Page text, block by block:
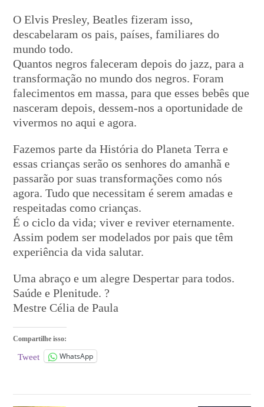
O Elvis Presley, Beatles fizeram isso,
descabelaram os pais, países, familiares do
mundo todo.
Quantos negros faleceram depois do jazz, para a
transformação no mundo dos negros. Foram
falecimentos em massa, para que esses bebês que
nasceram depois, dessem-nos a oportunidade de
vivermos no aqui e agora.
Fazemos parte da História do Planeta Terra e
essas crianças serão os senhores do amanhã e
passarão por suas transformações como nós
agora. Tudo que necessitam é serem amadas e
respeitadas como crianças.
É o ciclo da vida; viver e reviver eternamente.
Assim podem ser modelados por pais que têm
experiência da vida salutar.
Uma abraço e um alegre Despertar para todos.
Saúde e Plenitude. ?
Mestre Célia de Paula
Compartilhe isso:
Tweet WhatsApp